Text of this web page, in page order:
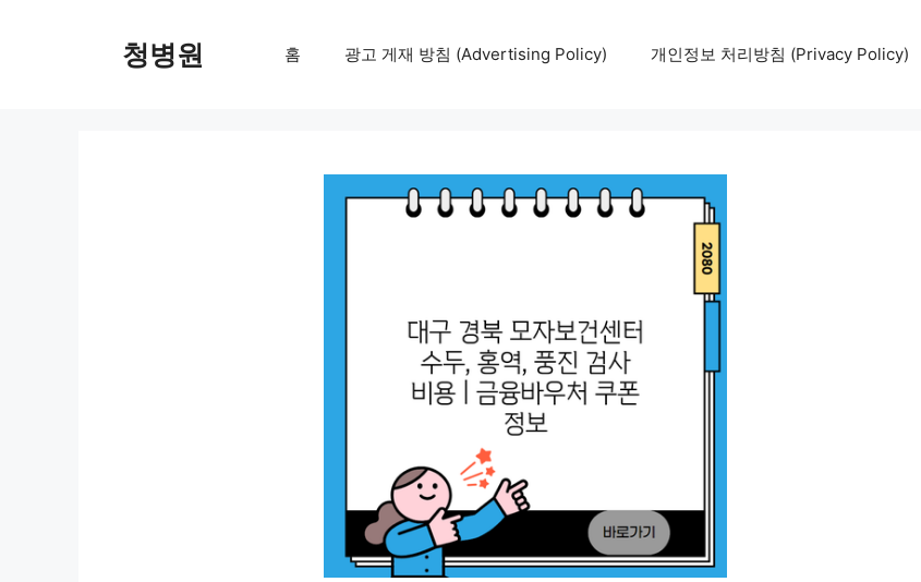
청병원 홈 광고 게재 방침 (Advertising Policy) 개인정보 처리방침 (Privacy Policy)